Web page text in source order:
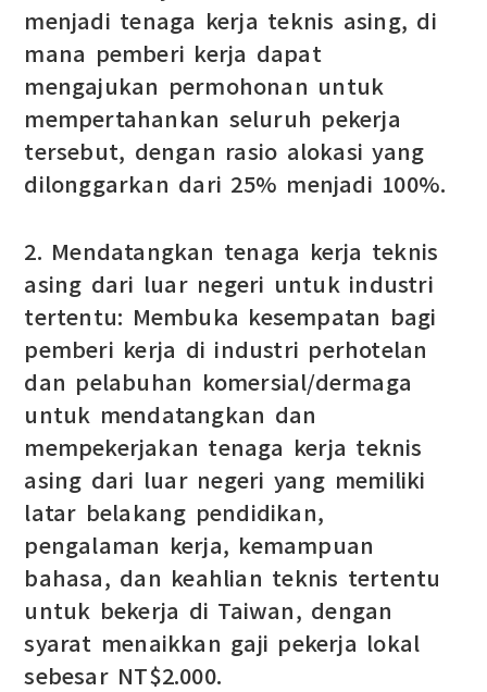
menjadi tenaga kerja teknis asing, di
mana pemberi kerja dapat
mengajukan permohonan untuk
mempertahankan seluruh pekerja
tersebut, dengan rasio alokasi yang
dilonggarkan dari 25% menjadi 100%.
2. Mendatangkan tenaga kerja teknis
asing dari luar negeri untuk industri
tertentu: Membuka kesempatan bagi
pemberi kerja di industri perhotelan
dan pelabuhan komersial/dermaga
untuk mendatangkan dan
mempekerjakan tenaga kerja teknis
asing dari luar negeri yang memiliki
latar belakang pendidikan,
pengalaman kerja, kemampuan
bahasa, dan keahlian teknis tertentu
untuk bekerja di Taiwan, dengan
syarat menaikkan gaji pekerja lokal
sebesar NT$2.000.